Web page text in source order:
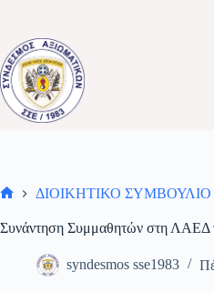
περιεχόμενο
σελίδα
ΔΙΟΙΚΗΤΙΚΟ ΣΥΜΒΟΥΛΙΟ
Συνάντηση Συμμαθητών στη
syndesmos sse1983